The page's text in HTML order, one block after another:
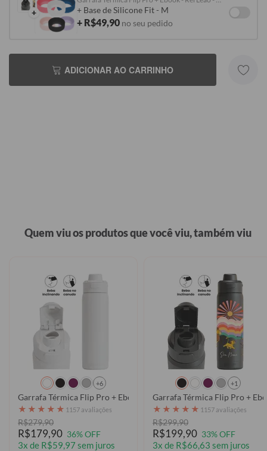
+ + Base de Silicone Fit - M
+ R$49,90 no seu pedido
ADICIONAR AO CARRINHO
Quem viu os produtos que você viu, também viu
+6
Garrafa Térmica Flip Pro + Ebook - Clear
★ ★ ★ ★ ★ 1157 avaliações
R$279,90
R$179,90 36% OFF
3x de R$59,97 sem juros
+1
★ ★ ★ ★ ★ 1157 avaliações
R$299,90
R$199,90 33% OFF
3x de R$66,63 sem juros